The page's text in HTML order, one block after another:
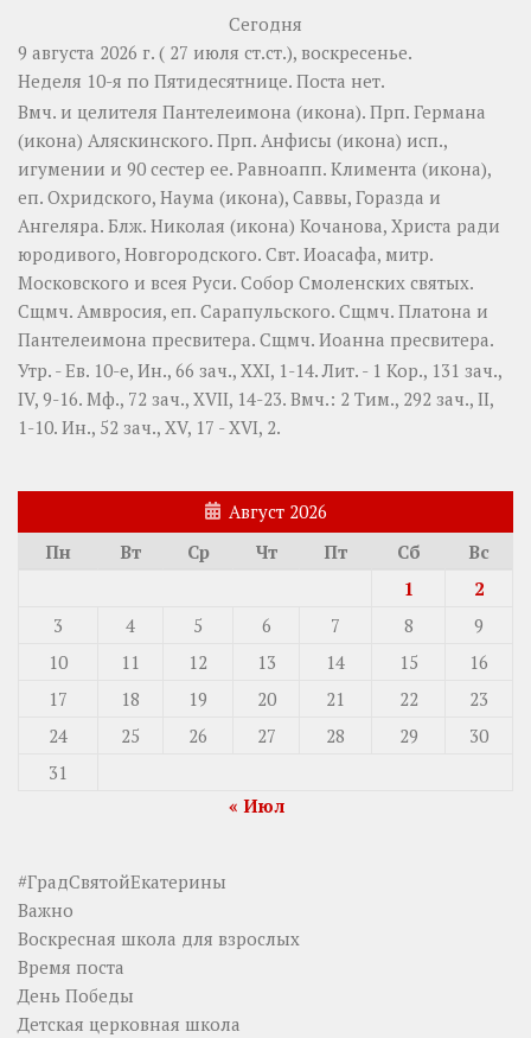
Сегодня
9 августа 2026 г. ( 27 июля ст.ст.), воскресенье.
Неделя 10-я по Пятидесятнице. Поста нет.
Вмч. и целителя Пантелеимона (икона). Прп. Германа
(икона) Аляскинского. Прп. Анфисы (икона) исп.,
игумении и 90 сестер ее. Равноапп. Климента (икона),
еп. Охридского, Наума (икона), Саввы, Горазда и
Ангеляра. Блж. Николая (икона) Кочанова, Христа ради
юродивого, Новгородского. Свт. Иоасафа, митр.
Московского и всея Руси. Собор Смоленских святых.
Сщмч. Амвросия, еп. Сарапульского. Сщмч. Платона и
Пантелеимона пресвитера. Сщмч. Иоанна пресвитера.
Утр. - Ев. 10-е, Ин., 66 зач., XXI, 1-14.Лит. - 1 Кор., 131 зач.,
IV, 9-16. Мф., 72 зач., XVII, 14-23. Вмч.: 2 Тим., 292 зач., II,
1-10. Ин., 52 зач., XV, 17 - XVI, 2.
Август 2026
Пн
Вт Ср Чт Пт Сб
Вс
1
2
3
4 5 6 7 8
9
10
11 12 13 14 15
16
17
18 19 20 21 22
23
24
25 26 27 28 29
30
31
« Июл
#ГрадСвятойЕкатерины
Важно
Воскресная школа для взрослых
Время поста
День Победы
Детская церковная школа